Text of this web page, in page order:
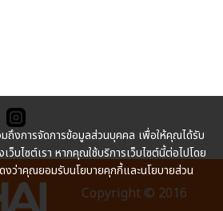
Copyright © 2016
ถึงการจัดการข้อมูลส่วนบุคคล เพื่อให้คุณได้รับ
บไซต์เรา หากคุณใช้บริการเว็บไซต์นี้ต่อไปโดย
งว่าคุณยอมรับนโยบายคุกกี้และนโยบายส่วน